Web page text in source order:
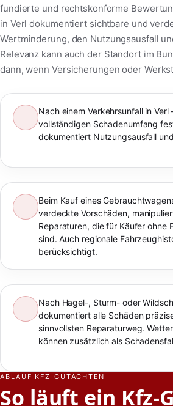
fundierte und rechtskonforme
in Verl dokumentiert sichtbare und
Wertminderung, den Nutzungsausfall
Relevanz kann auch der Standort im
dann, wenn Versicherungen oder
Nach einem Verkehrsunfall in
vollständigen Schadenumfang
dokumentiert Nutzungsausfall
Beim Kauf eines
verdeckte Vorschäden,
Reparaturen, die für Käufer ohne
sind. Auch regionale
berücksichtigt.
Nach Hagel-, Sturm- oder
dokumentiert alle Schäden
sinnvollsten Reparaturweg.
können zusätzlich als
ABLAUF KFZ-GUTACHTEN
So läuft ein Kfz-